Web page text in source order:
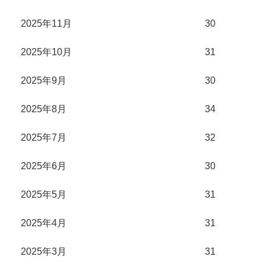
2025年11月 30
2025年10月 31
2025年9月 30
2025年8月 34
2025年7月 32
2025年6月 30
2025年5月 31
2025年4月 31
2025年3月 31